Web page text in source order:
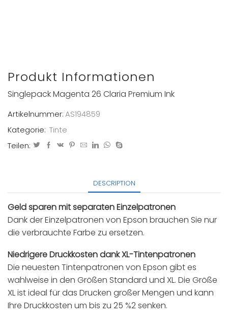
Produkt Informationen
Singlepack Magenta 26 Claria Premium Ink
Artikelnummer:AS194859
Kategorie: Tinte
Teilen:
DESCRIPTION
Geld sparen mit separaten Einzelpatronen
Dank der Einzelpatronen von Epson brauchen Sie nur
die verbrauchte Farbe zu ersetzen.
Niedrigere Druckkosten dank XL-Tintenpatronen
Die neuesten Tintenpatronen von Epson gibt es
wahlweise in den Größen Standard und XL. Die Größe
XL ist ideal für das Drucken großer Mengen und kann
Ihre Druckkosten um bis zu 25 %2 senken.